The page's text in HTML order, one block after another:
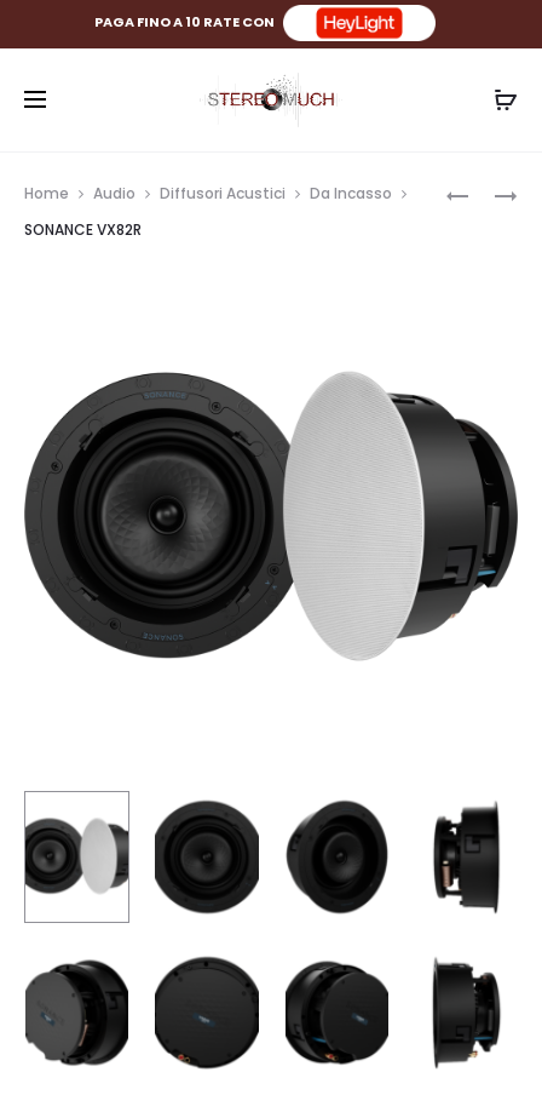
PAGA FINO A 10 RATE CON
SONANCE
Home Audio Diffusori Acustici
Da Incasso
SONANCE VX82R